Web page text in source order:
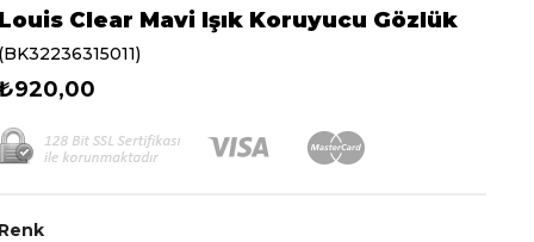
Louis Clear Mavi Işık Koruyucu Gözlük
(BK32236315011)
Renk